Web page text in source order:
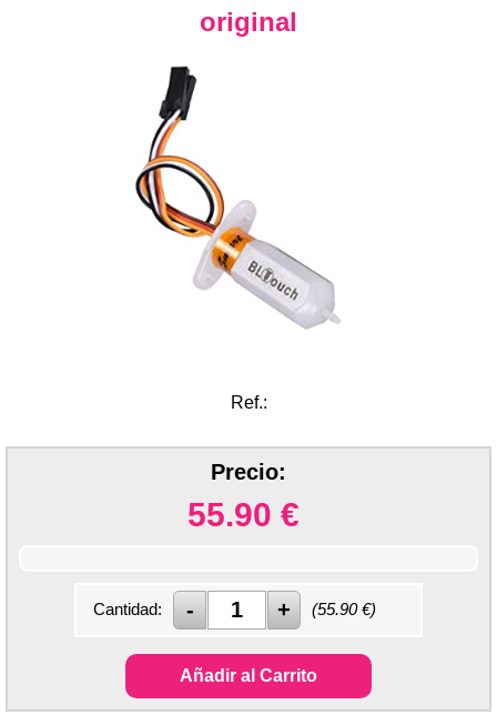
original
Ref.:
Precio:
55.90 €
Cantidad: (55.90€)
Añadir al Carrito